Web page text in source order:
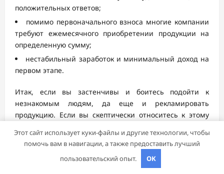
положительных ответов;
помимо первоначального взноса многие компании
требуют ежемесячного приобретении продукции на
определенную сумму;
нестабильный заработок и минимальный доход на
первом этапе.
Итак, если вы застенчивы и боитесь подойти к
незнакомым людям, да еще и рекламировать
продукцию. Если вы скептически относитесь к этому
средства, то сетевой маркетинг не для вас. Для всех
остальных распишем основные шаги на пути к
сетевому маркетингу.
Этот сайт использует куки-файлы и другие технологии, чтобы
помочь вам в навигации, а также предоставить лучший
пользовательский опыт.
OK